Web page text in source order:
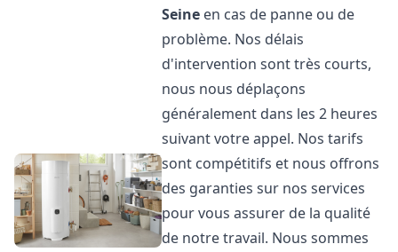
Seine en cas de panne ou de
problème. Nos délais
d'intervention sont très courts,
nous nous déplaçons
généralement dans les 2 heures
suivant votre appel. Nos tarifs
sont compétitifs et nous offrons
des garanties sur nos services
pour vous assurer de la qualité
de notre travail. Nous sommes